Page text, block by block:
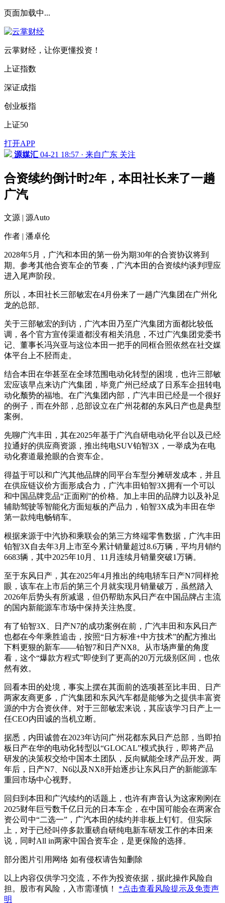
页面加载中...
云掌财经，让你更懂投资！
上证指数
深证成指
创业板指
上证50
打开APP
源媒汇 04-21 18:57 · 来自广东 关注
合资续约倒计时2年，本田社长来了一趟
广汽
文源 | 源Auto
作者 | 潘卓伦
2028年5月，广汽和本田的第一份为期30年的合资协议将到
期。参考其他合资车企的节奏，广汽本田的合资续约谈判理应
进入尾声阶段。
所以，本田社长三部敏宏在4月份来了一趟广汽集团在广州化
龙的总部。
关于三部敏宏的到访，广汽本田乃至广汽集团方面都比较低
调，各个官方宣传渠道都没有相关消息，不过广汽集团党委书
记、董事长冯兴亚与这位本田一把手的同框合照依然在社交媒
体平台上不胫而走。
结合本田在华甚至在全球范围电动化转型的困境，也许三部敏
宏应该早点来访广汽集团，毕竟广州已经成了日系车企扭转电
动化颓势的福地。在广汽集团内部，广汽丰田已经是一个很好
的例子，而在外部，总部设立在广州花都的东风日产也是典型
案例。
先聊广汽丰田，其在2025年基于广汽自研电动化平台以及已经
拉通好的供应商资源，推出纯电SUV铂智3X，一举成为在电
动化赛道最抢眼的合资车企。
得益于可以和广汽其他品牌的同平台车型分摊研发成本，并且
在供应链议价方面形成合力，广汽丰田铂智3X拥有一个可以
和中国品牌竞品“正面刚”的价格。加上丰田的品牌力以及补足
辅助驾驶等智能化方面短板的产品力，铂智3X成为丰田在华
第一款纯电畅销车。
根据来源于中汽协和乘联会的第三方终端零售数据，广汽丰田
铂智3X自去年3月上市至今累计销量超过8.6万辆，平均月销约
6683辆，其中2025年10月、11月连续月销量突破1万辆。
至于东风日产，其在2025年4月推出的纯电轿车日产N7同样抢
眼，该车在上市后的第三个月就实现月销量破万，虽然踏入
2026年后势头有所减退，但仍帮助东风日产在中国品牌占主流
的国内新能源车市场中保持关注热度。
有了铂智3X、日产N7的成功案例在前，广汽丰田和东风日产
也都在今年乘胜追击，按照“日方标准+中方技术”的配方推出
下料更狠的新车——铂智7和日产NX8。从市场声量的角度
看，这个“爆款方程式”即使到了更高的20万元级别区间，也依
然有效。
回看本田的处境，事实上摆在其面前的选项甚至比丰田、日产
两家友商更多，广汽集团和东风汽车都是能够为之提供丰富资
源的中方合资伙伴。对于三部敏宏来说，其应该学习日产上一
任CEO内田诚的当机立断。
据悉，内田诚曾在2023年访问广州花都东风日产总部，当即拍
板日产在华的电动化转型以“GLOCAL”模式执行，即将产品
研发的决策权交给中国本土团队，反向赋能全球产品开发。两
年后，日产N7、N6以及NX8开始逐步让东风日产的新能源车
重回市场中心视野。
回归到本田和广汽续约的话题上，也许有声音认为这家刚刚在
2025财年巨亏数千亿日元的日本车企，在中国可能会在两家合
资公司中“二选一”，广汽本田的续约并非板上钉钉。但实际
上，对于已经叫停多款重磅自研纯电新车研发工作的本田来
说，同时All in两家中国合资车企，是更保险的选择。
部分图片引用网络 如有侵权请告知删除
以上内容仅供学习交流，不作为投资依据，据此操作风险自
担。股市有风险，入市需谨慎！ *点击查看风险提示及免责声
明